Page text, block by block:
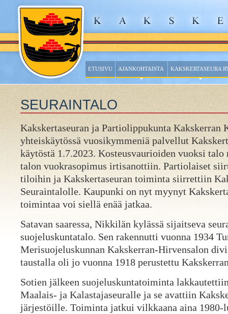
ETUSIVU AJANKOHTAISTA KAKSKERTASEURA
SEURAINTALO
Kakskertaseuran ja Partiolippukunta Kakskerran
yhteiskäytössä vuosikymmeniä palvellut
käytöstä 1.7.2023. Kosteusvaurioiden vuoksi talo
talon vuokrasopimus irtisanottiin. Partiolaiset
tiloihin ja Kakskertaseuran toiminta siirrettiin
Seuraintalolle. Kaupunki on nyt myynyt
toimintaa voi siellä enää jatkaa.
Satavan saaressa, Nikkilän kylässä sijaitseva
suojeluskuntatalo. Sen rakennutti vuonna 1934
Merisuojeluskunnan Kakskerran-Hirvensalon
taustalla oli jo vuonna 1918 perustettu
Sotien jälkeen suojeluskuntatoiminta
Maalais- ja Kalastajaseuralle ja se avattiin
järjestöille. Toiminta jatkui vilkkaana aina